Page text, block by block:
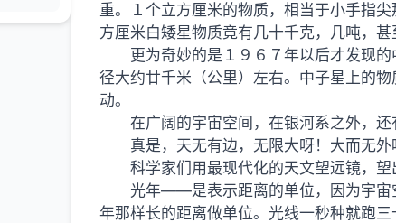
重。１个立方厘米的物质，相当于小手指
方厘米白矮星物质竟有几十千克，几吨，甚
更为奇妙的是１９６７年以后才发现
径大约廿千米（公里）左右。中子星上的
动。
在广阔的宇宙空间，在银河系之外，
真是，天无有边，无限大呀！大而无外
科学家们用最现代化的天文望远镜，
光年——是表示距离的单位，因为宇宙
年那样长的距离做单位。光线一秒种就跑